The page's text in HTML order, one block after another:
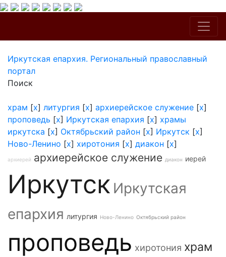
Иркутская епархия. Региональный православный
портал
Поиск
храм [x] литургия [x] архиерейское служение [x]
проповедь [x] Иркутская епархия [x] храмы
иркутска [x] Октябрьский район [x] Иркутск [x]
Ново-Ленино [x] хиротония [x] диакон [x]
архиерей архиерейское служение диакон иерей
Иркутск Иркутская
епархия литургия Ново-Ленино Октябрьский район
проповедь хиротония храм